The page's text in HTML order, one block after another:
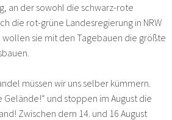
an der sowohl die schwarz-rote
die rot-grüne Landesregierung in NRW
sie mit den Tagebauen die größte
müssen wir uns selber kümmern.
Gelände!“ und stoppen im August die
Zwischen dem 14. und 16 August